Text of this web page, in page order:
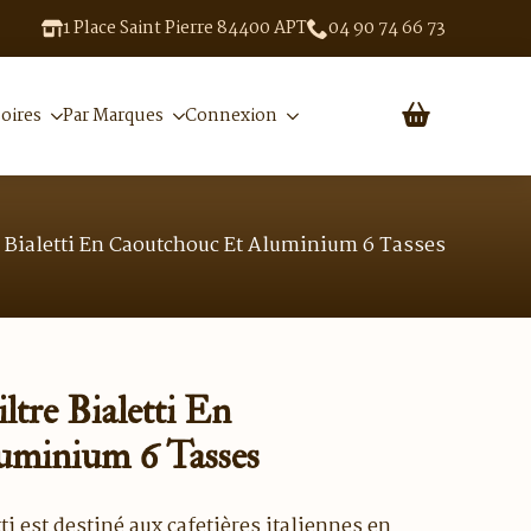
1 Place Saint Pierre 84400 APT 04 90 74 66 73
Par Marques Connexion
En Caoutchouc Et Aluminium 6 Tasses
Bialetti En
6 Tasses